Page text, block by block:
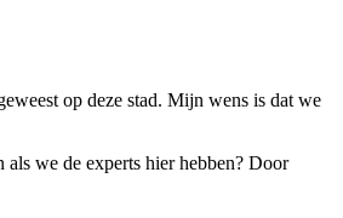
op deze stad. Mijn wens is dat we
we de experts hier hebben? Door